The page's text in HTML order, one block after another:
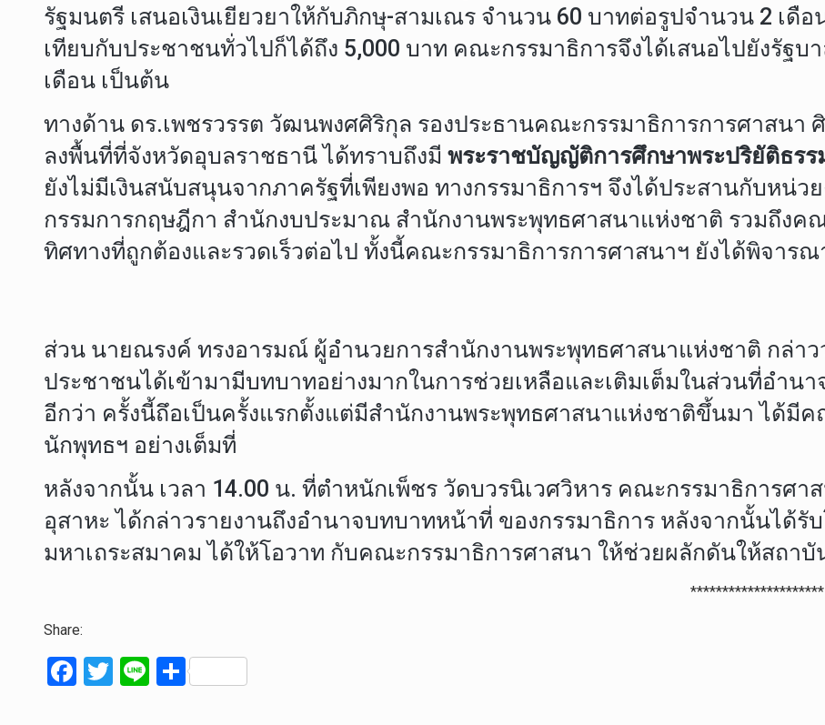
รัฐมนตรี เสนอเงินเยียวยาให้กับภิกษุ-สามเณร จำนวน 60 บาทต่อรูปจำนวน 2 เ
เทียบกับประชาชนทั่วไปก็ได้ถึง 5,000 บาท คณะกรรมาธิการจึงได้เสนอไปยังรัฐบ
เดือน เป็นต้น
ทางด้าน ดร.เพชรวรรต วัฒนพงศศิริกุล รองประธานคณะกรรมาธิการการศาสน
ลงพื้นที่ที่จังหวัดอุบลราชธานี ได้ทราบถึงมี พระราชบัญญัติการศึกษาพระปริยัติธรร
ยังไม่มีเงินสนับสนุนจากภาครัฐที่เพียงพอ ทางกรรมาธิการฯ จึงได้ประสานกับหน่
กรรมการกฤษฎีกา สำนักงบประมาณ สำนักงานพระพุทธศาสนาแห่งชาติ รวมถึง
ทิศทางที่ถูกต้องและรวดเร็วต่อไป ทั้งนี้คณะกรรมาธิการการศาสนาฯ ยังได้พิจาร
ส่วน นายณรงค์ ทรงอารมณ์ ผู้อำนวยการสำนักงานพระพุทธศาสนาแห่งชาติ กล่
ประชาชนได้เข้ามามีบทบาทอย่างมากในการช่วยเหลือและเติมเต็มในส่วนที่อำน
อีกว่า ครั้งนี้ถึอเป็นครั้งแรกตั้งแต่มีสำนักงานพระพุทธศาสนาแห่งชาติขึ้นมา ได้มี
นักพุทธฯ อย่างเต็มที่
หลังจากนั้น เวลา 14.00 น. ที่ตำหนักเพ็ชร วัดบวรนิเวศวิหาร คณะกรรมาธิการศ
อุสาหะ ได้กล่าวรายงานถึงอำนาจบทบาทหน้าที่ ของกรรมาธิการ หลังจากนั้นได้รั
มหาเถระสมาคม ได้ให้โอวาท กับคณะกรรมาธิการศาสนา ให้ช่วยผลักดันให้สถา
*********************
Share:
F
T
Li S